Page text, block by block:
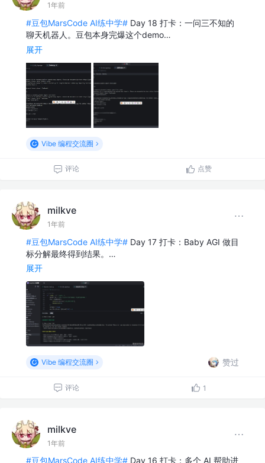
1年前
#豆包MarsCode AI练中学# Day 18 打卡：一问三不知的
聊天机器人。豆包本身完爆这个demo…
展开
Vibe 编程交流圈
评论 点赞
milkve
1年前
#豆包MarsCode AI练中学# Day 17 打卡：Baby AGI 做目
标分解最终得到结果。…
展开
Vibe 编程交流圈 赞过
评论 1
milkve
1年前
#豆包MarsCode AI练中学# Day 16 打卡：多个 AI 帮助进